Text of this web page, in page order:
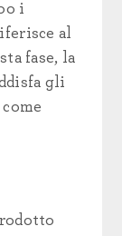
i
al
fase, la
gli